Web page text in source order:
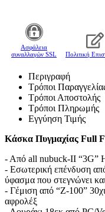
Aσφάλεια
συναλλαγών SSL
Πολιτική
Περιγραφή
Τρόποι
Τρόποι Αποστολής
Τρόποι Πληρωμής
Εγγύηση Τιμής
Κάσκα Πυγμαχίας Full
- Από all nubuck-II “3G”
- Εσωτερική επένδυση
ύφασμα που στεγνώνει
- Γέμιση από “Z-100”
αφρολέξ